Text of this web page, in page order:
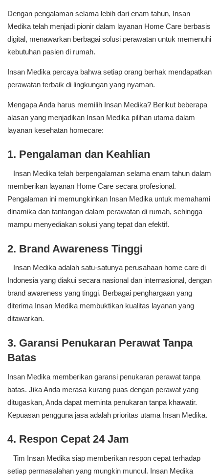
Dengan pengalaman selama lebih dari enam tahun, Insan
Medika telah menjadi pionir dalam layanan Home Care berbasis
digital, menawarkan berbagai solusi perawatan untuk memenuhi
kebutuhan pasien di rumah.
Insan Medika percaya bahwa setiap orang berhak mendapatkan
perawatan terbaik di lingkungan yang nyaman.
Mengapa Anda harus memilih Insan Medika? Berikut beberapa
alasan yang menjadikan Insan Medika pilihan utama dalam
layanan kesehatan homecare:
1. Pengalaman dan Keahlian
Insan Medika telah berpengalaman selama enam tahun dalam
memberikan layanan Home Care secara profesional.
Pengalaman ini memungkinkan Insan Medika untuk memahami
dinamika dan tantangan dalam perawatan di rumah, sehingga
mampu menyediakan solusi yang tepat dan efektif.
2. Brand Awareness Tinggi
Insan Medika adalah satu-satunya perusahaan home care di
Indonesia yang diakui secara nasional dan internasional, dengan
brand awareness yang tinggi. Berbagai penghargaan yang
diterima Insan Medika membuktikan kualitas layanan yang
ditawarkan.
3. Garansi Penukaran Perawat Tanpa
Batas
Insan Medika memberikan garansi penukaran perawat tanpa
batas. Jika Anda merasa kurang puas dengan perawat yang
ditugaskan, Anda dapat meminta penukaran tanpa khawatir.
Kepuasan pengguna jasa adalah prioritas utama Insan Medika.
4. Respon Cepat 24 Jam
Tim Insan Medika siap memberikan respon cepat terhadap
setiap permasalahan yang mungkin muncul. Insan Medika